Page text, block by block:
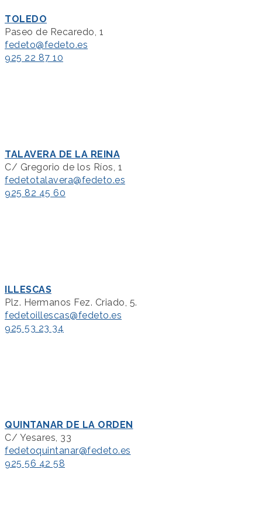
TOLEDO
Paseo de Recaredo, 1
fedeto@fedeto.es
925 22 87 10
TALAVERA DE LA REINA
C/ Gregorio de los Ríos, 1
fedetotalavera@fedeto.es
925 82 45 60
ILLESCAS
Plz. Hermanos Fez. Criado, 5.
fedetoillescas@fedeto.es
925 53 23 34
QUINTANAR DE LA ORDEN
C/ Yesares, 33
fedetoquintanar@fedeto.es
925 56 42 58